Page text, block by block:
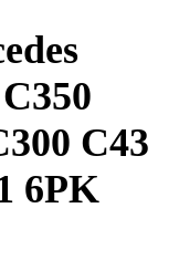
C43
6PK